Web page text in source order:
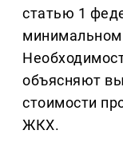
статью 1
минимальном
объясняют
стоимости
ЖКХ.